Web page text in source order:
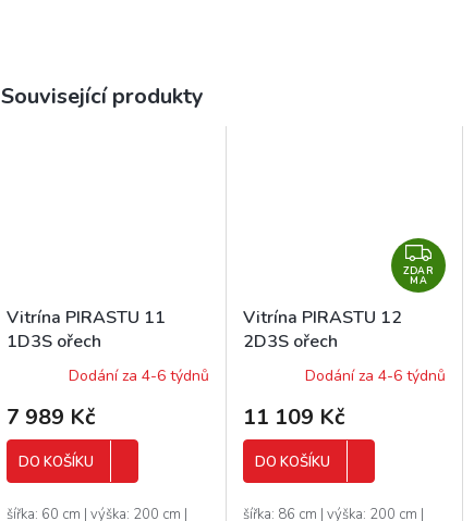
Související produkty
Vitrína PIRASTU 11
1D3S ořech
americký/bíláDodání za 4-6 týdnů
7 989 Kč
DO KOŠÍKU
šířka: 60 cm | výška: 200 cm |
Z
D
A
ZDAR
MA
Vitrína PIRASTU 12
2D3S ořech
americký/bíláDodání za 4-6 týdnů
11 109 Kč
DO KOŠÍKU
šířka: 86 cm | výška: 200 cm |